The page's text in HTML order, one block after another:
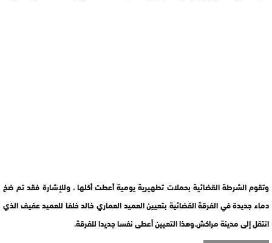
وتقوم الشرطة القضائية بحملات تطهيرية يومية أعطت أكلها ، وللإشارة فقد تم ضخ
دماء جديدة في الفرقة القضائية بتعيين العميد العماري خالد خلفا للعميد عفيف الذي
انتقل إلى مدينة مراكش.وهذا التعيين أعطى نفسا جديدا للفرقة.